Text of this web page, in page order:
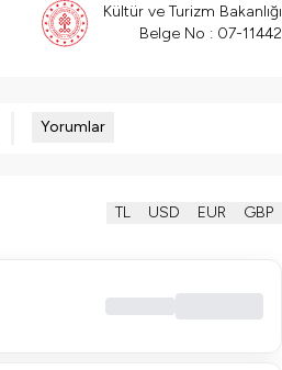
Kültür ve Turizm Bakanlığı
Belge No : 07-11442
Yorumlar
TL USD EUR GBP